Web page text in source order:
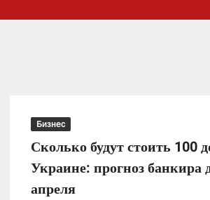
Бизнес
Сколько будут стоить 100
Украине: прогноз банкира
апреля